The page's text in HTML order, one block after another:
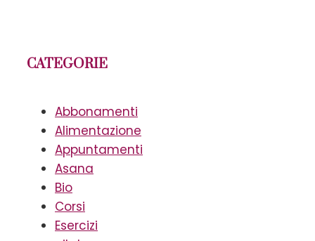
CATEGORIE
Abbonamenti
Alimentazione
Appuntamenti
Asana
Bio
Corsi
Esercizi